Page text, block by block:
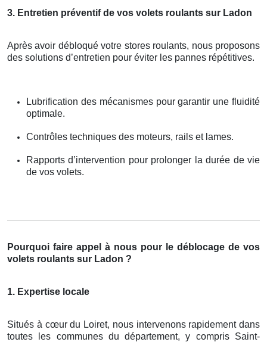
3. Entretien préventif de vos volets roulants sur Ladon
Après avoir débloqué votre stores roulants, nous proposons
des solutions d’entretien pour éviter les pannes répétitives.
Lubrification des mécanismes pour garantir une fluidité
optimale.
Contrôles techniques des moteurs, rails et lames.
Rapports d’intervention pour prolonger la durée de vie
de vos volets.
Pourquoi faire appel à nous pour le déblocage de vos
volets roulants sur Ladon ?
1. Expertise locale
Situés à cœur du Loiret, nous intervenons rapidement dans
toutes les communes du département, y compris Saint-